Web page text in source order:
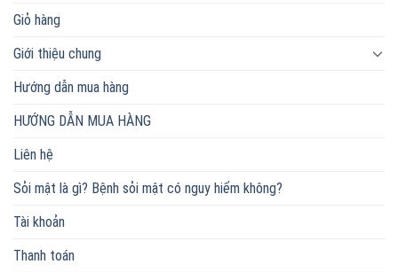
Giỏ hàng
Giới thiệu chung
Hướng dẫn mua hàng
HƯỚNG DẪN MUA HÀNG
Liên hệ
Sỏi mật là gì? Bệnh sỏi mật có nguy hiểm không?
Tài khoản
Thanh toán